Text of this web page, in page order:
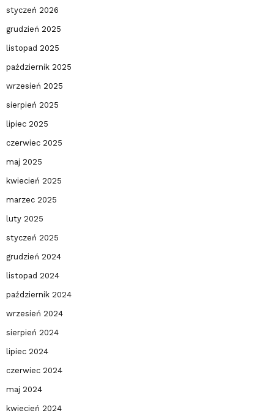
styczeń 2026
grudzień 2025
listopad 2025
październik 2025
wrzesień 2025
sierpień 2025
lipiec 2025
czerwiec 2025
maj 2025
kwiecień 2025
marzec 2025
luty 2025
styczeń 2025
grudzień 2024
listopad 2024
październik 2024
wrzesień 2024
sierpień 2024
lipiec 2024
czerwiec 2024
maj 2024
kwiecień 2024